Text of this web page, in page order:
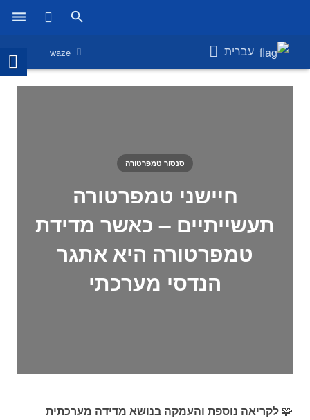
ראשי עברית waze
חיישני טמפרטורה
תעשייתיים – כאשר מדידת
טמפרטורה היא אתגר
הנדסי מערכתי
סנסור טמפרטורה
🧩 לקריאה נוספת והעמקה בנושא מדידה מערכתית